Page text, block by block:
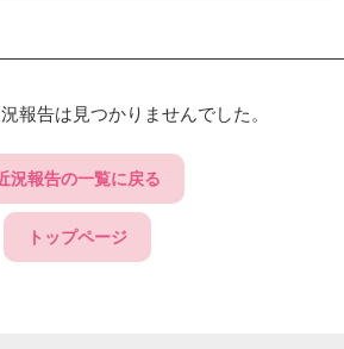
報告は見つかりませんでした。
況報告の一覧に戻る
トップページ